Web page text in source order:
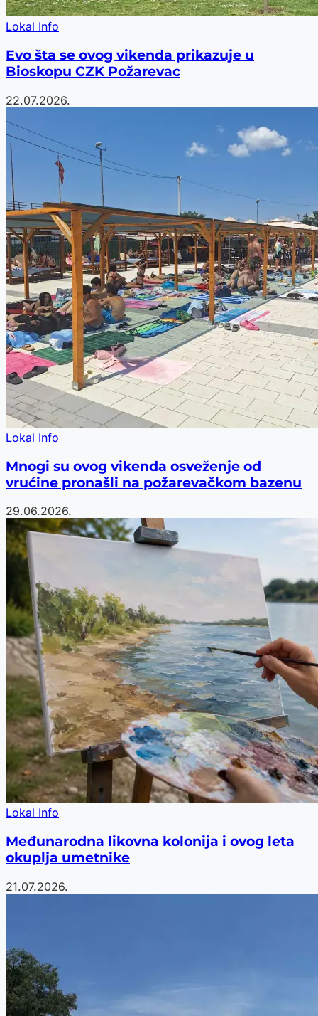
Lokal Info
Evo šta se ovog vikenda prikazuje u
Bioskopu CZK Požarevac
22.07.2026.
Lokal Info
Mnogi su ovog vikenda osveženje od
vrućine pronašli na požarevačkom bazenu
29.06.2026.
Lokal Info
Međunarodna likovna kolonija i ovog leta
okuplja umetnike
21.07.2026.